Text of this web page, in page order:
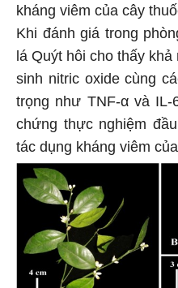
kháng viêm của cây
Khi đánh giá trong
lá Quýt hôi cho thấy
sinh nitric oxide cùng
trọng như TNF-α và
chứng thực nghiệm
tác dụng kháng viêm